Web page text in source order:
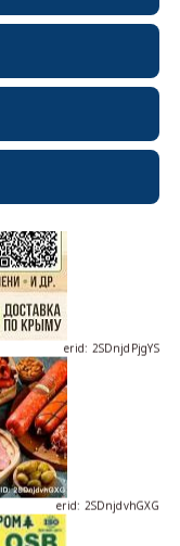
erid: 2SDnjdPjgYS
erid: 2SDnjdvhGXG